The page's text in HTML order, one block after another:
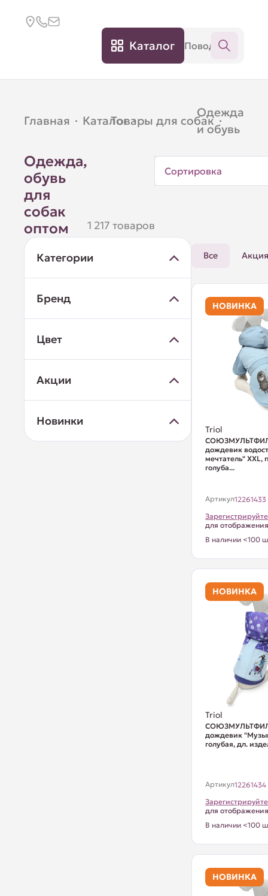
Каталог
Главная · Каталог ·
Товары для собак ·
Одежда
и обувь
Одежда,
обувь
для
собак
оптом
1 217 товаров
Сортировка
Категории
Бренд
Цвет
Акции
Новинки
Все
НОВИНКА
Triol
дождевик
мечтатель" XXL,
голуба...
Артикул12261433
для
В наличии <100
НОВИНКА
Triol
дождевик
голубая, дл.
Артикул12261434
для
В наличии <100
НОВИНКА